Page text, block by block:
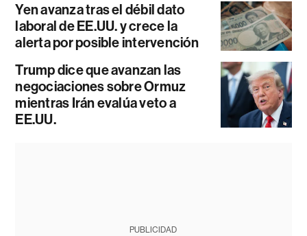
Yen avanza tras el débil dato
laboral de EE.UU. y crece la
alerta por posible intervención
Trump dice que avanzan las
negociaciones sobre Ormuz
mientras Irán evalúa veto a
EE.UU.
PUBLICIDAD